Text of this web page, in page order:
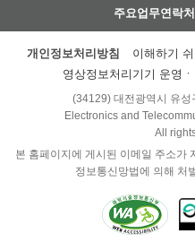
주요업무연락처
개인정보처리방침 이해하기
영상정보처리기기 운영
(34129) 대전광역시 유성
Electronics and
All
본 홈페이지에 게시된 이메일 주소가
정보통신망법에 의해 처